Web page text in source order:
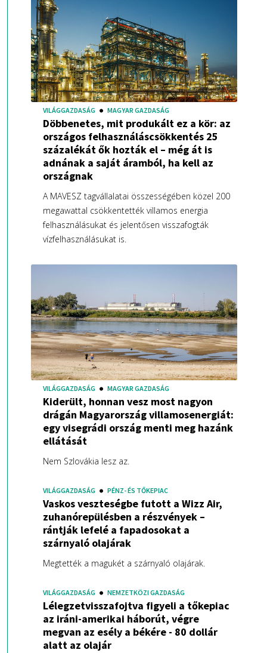
VILÁGGAZDASÁG MAGYAR GAZDASÁG
Döbbenetes, mit produkált ez a kör: az
országos felhasználáscsökkentés 25
százalékát ők hozták el – még át is
adnának a saját áramból, ha kell az
országnak
A MAVESZ tagvállalatai összességében közel 200
megawattal csökkentették villamos energia
felhasználásukat és jelentősen visszafogták
vízfelhasználásukat is.
VILÁGGAZDASÁG MAGYAR GAZDASÁG
Kiderült, honnan vesz most nagyon
drágán Magyarország villamosenergiát:
egy visegrádi ország menti meg hazánk
ellátását
Nem Szlovákia lesz az.
VILÁGGAZDASÁG PÉNZ- ÉS TŐKEPIAC
Vaskos veszteségbe futott a Wizz Air,
zuhanórepülésben a részvények –
rántják lefelé a fapadosokat a
szárnyaló olajárak
Megtették a magukét a szárnyaló olajárak.
VILÁGGAZDASÁG NEMZETKÖZI GAZDASÁG
Lélegzetvisszafojtva figyeli a tőkepiac
az iráni-amerikai háborút, végre
megvan az esély a békére - 80 dollár
alatt az olajár